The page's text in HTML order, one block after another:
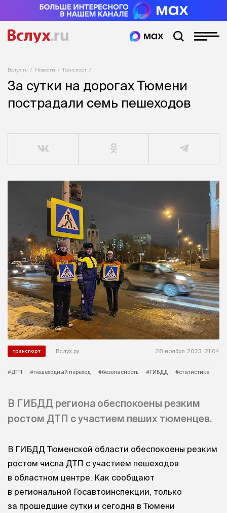
Вслух.ru Новости Транспорт
За сутки на дорогах Тюмени
пострадали семь пешеходов
транспорт Вслух.ру 28 ноября 2023, 21:04
#ДТП #пешеходный переход #безопасность #ГИБДД #статистика
В ГИБДД региона обеспокоены резким
ростом ДТП с участием пеших тюменцев.
В ГИБДД Тюменской области обеспокоены резким
ростом числа ДТП с участием пешеходов
в областном центре. Как сообщают
в региональной Госавтоинспекции, только
за прошедшие сутки и сегодня в Тюмени